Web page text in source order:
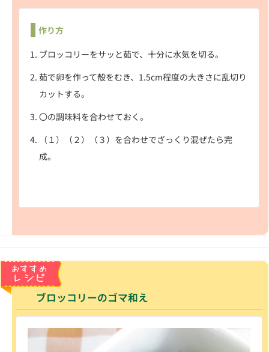
作り方
ブロッコリーをサッと茹で、十分に水気を切る。
茹で卵を作って殻をむき、1.5cm程度の大きさに乱切り
カットする。
〇の調味料を合わせておく。
（１）（２）（３）を合わせでざっくり混ぜたら完
成。
ブロッコリーのゴマ和え